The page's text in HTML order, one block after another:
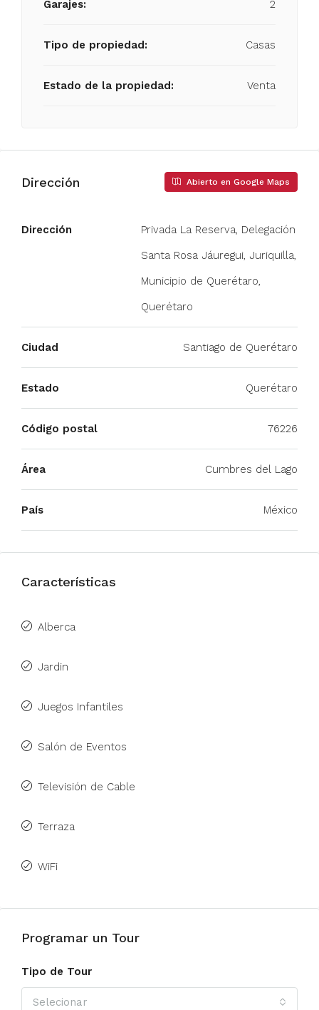
Garajes: 2
Tipo de propiedad: Casas
Estado de la propiedad: Venta
Dirección Abierto en Google Maps
Dirección
Privada La Reserva, Delegación
Santa Rosa Jáuregui, Juriquilla,
Municipio de Querétaro,
Querétaro
Ciudad Santiago de Querétaro
Estado Querétaro
Código postal 76226
Área Cumbres del Lago
País México
Características
Alberca
Jardin
Juegos Infantiles
Salón de Eventos
Televisión de Cable
Terraza
WiFi
Programar un Tour
Tipo de Tour
Selecionar